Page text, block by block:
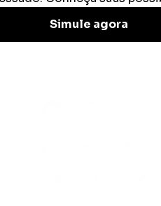
/ BV financeira